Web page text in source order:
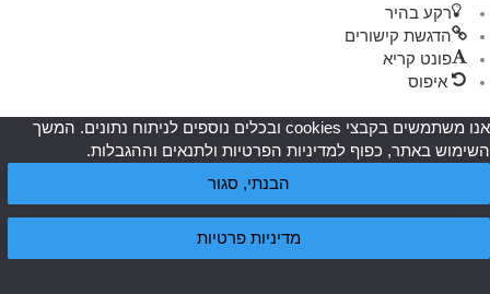
רקע בהיר
הדגשת קישורים
פונט קריא
איפוס
אנו משתמשים בקבצי cookies ובכלים נוספים לניתוח נתונים. המשך
השימוש באתר, כפוף למדיניות הפרטיות ולתנאים וההגבלות.
הבנתי, סגור
מדיניות פרטיות